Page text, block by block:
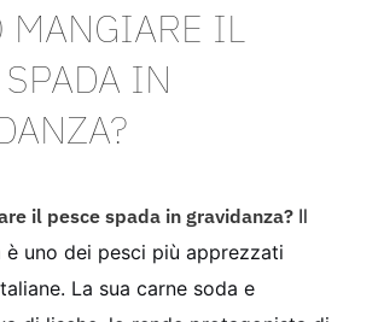
MANGIARE IL
IN
il pesce spada in gravidanza? Il
è uno dei pesci più apprezzati
La sua carne soda e